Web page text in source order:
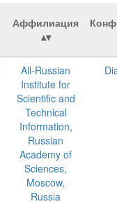
Аффилиация
All-Russian
Institute for
Scientific and
Technical
Information,
Russian
Academy of
Sciences,
Moscow,
Russia